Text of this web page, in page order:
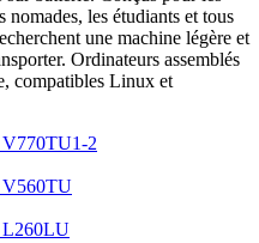
nomades, les étudiants et tous
une machine légère et
Ordinateurs assemblés
compatibles Linux et
2